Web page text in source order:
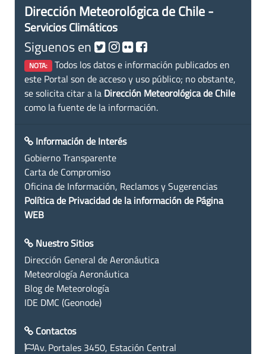
Dirección Meteorológica de Chile -
Servicios Climáticos
Siguenos en
NOTA: Todos los datos e información publicados en
este Portal son de acceso y uso público; no obstante,
se solicita citar a la Dirección Meteorológica de Chile
como la fuente de la información.
Información de Interés
Gobierno Transparente
Carta de Compromiso
Oficina de Información, Reclamos y Sugerencias
Política de Privacidad de la información de Página
WEB
Nuestro Sitios
Dirección General de Aeronáutica
Meteorología Aeronáutica
Blog de Meteorología
IDE DMC (Geonode)
Contactos
Av. Portales 3450, Estación Central